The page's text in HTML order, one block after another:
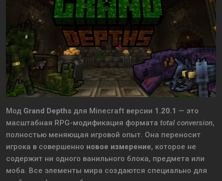
Мод Grand Depths для Minecraft версии 1.20.1 — это
масштабная RPG-модификация формата total conversion,
полностью меняющая игровой опыт. Она переносит
игрока в совершенно новое измерение, которое не
содержит ни одного ванильного блока, предмета или
моба. Все элементы мира создаются специально для